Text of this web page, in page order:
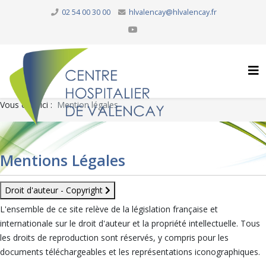
02 54 00 30 00 hlvalencay@hlvalencay.fr
Vous êtes ici : Mention légales
Mentions Légales
Droit d'auteur - Copyright
L'ensemble de ce site relève de la législation française et
internationale sur le droit d'auteur et la propriété intellectuelle. Tous
les droits de reproduction sont réservés, y compris pour les
documents téléchargeables et les représentations iconographiques.